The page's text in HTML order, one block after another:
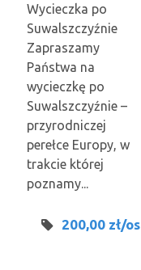
Wycieczka po
Suwalszczyźnie
Zapraszamy
Państwa na
wycieczkę po
Suwalszczyźnie –
przyrodniczej
perełce Europy, w
trakcie której
poznamy...
200,00 zł/os